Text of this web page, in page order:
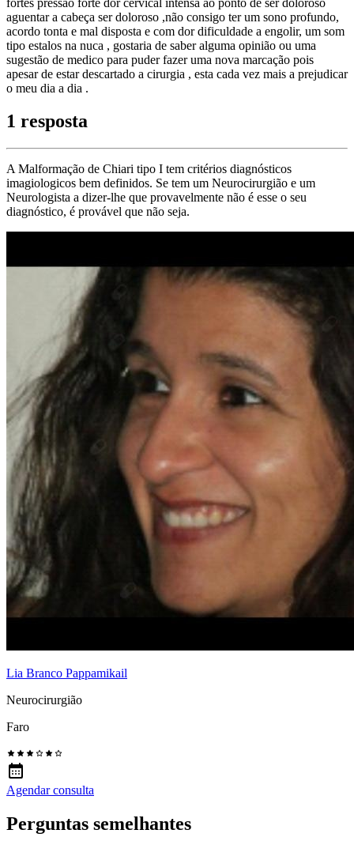
aguentar a cabeça ser doloroso ,não consigo ter um sono profundo,
acordo tonta e mal disposta e com dor dificuldade a engolir, um som
tipo estalos na nuca , gostaria de saber alguma opinião ou uma
sugestão de medico para puder fazer uma nova marcação pois
apesar de estar descartado a cirurgia , esta cada vez mais a prejudicar
o meu dia a dia .
1 resposta
A Malformação de Chiari tipo I tem critérios diagnósticos
imagiologicos bem definidos. Se tem um Neurocirurgião e um
Neurologista a dizer-lhe que provavelmente não é esse o seu
diagnóstico, é provável que não seja.
Lia Branco Pappamikail
Neurocirurgião
Faro
Agendar consulta
Perguntas semelhantes